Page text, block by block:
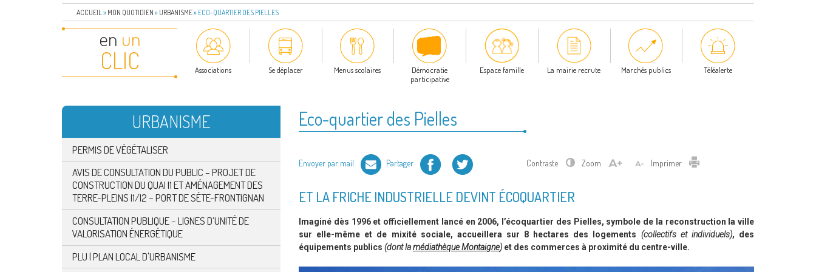
ACCUEIL » MON QUOTIDIEN » URBANISME» ECO-QUARTIER DES PIELLES
en un
CLIC Associations Se déplacer Menus scolaires
Démocratie
participative
Espace famille La mairie recrute Marchés publics Téléalerte
Eco-quartier des Pielles
Envoyer par mail Partager Facebook Twitter Contraste Zoom Imprimer Imprimer
ET LA FRICHE INDUSTRIELLE DEVINT ÉCOQUARTIER
Imaginé dès 1996 et officiellement lancé en 2006, l’écoquartier des Pielles, symbole de la reconstruction la ville
sur elle-même et de mixité sociale, accueillera sur 8 hectares des logements (collectifs et individuels), des
équipements publics (dont lamédiathèque Montaigne) et des commerces à proximité du centre-ville.
URBANISME
PERMIS DE VÉGÉTALISER
AVIS DE CONSULTATION DU PUBLIC – PROJET DE
CONSTRUCTION DU QUAI I1 ET AMÉNAGEMENT DES
TERRE-PLEINS I1/I2 – PORT DE SÈTE-FRONTIGNAN
CONSULTATION PUBLIQUE – LIGNES D’UNITÉ DE
VALORISATION ÉNERGÉTIQUE
PLU | PLAN LOCAL D'URBANISME